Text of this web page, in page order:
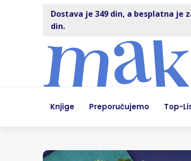
Dostava je 349 din, a besplatna je
din.
Knjige Preporučujemo Top-